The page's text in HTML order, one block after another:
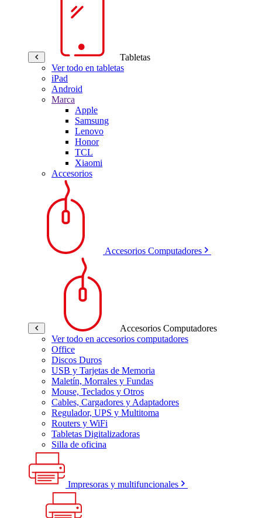
Tabletas
Ver todo en tabletas
iPad
Android
Marca
Apple
Samsung
Lenovo
Honor
TCL
Xiaomi
Accesorios
Accesorios Computadores
Accesorios Computadores
Ver todo en accesorios computadores
Office
Discos Duros
USB y Tarjetas de Memoria
Maletín, Morrales y Fundas
Mouse, Teclados y Otros
Cables, Cargadores y Adaptadores
Regulador, UPS y Multitoma
Routers y WiFi
Tabletas Digitalizadoras
Silla de oficina
Impresoras y multifuncionales